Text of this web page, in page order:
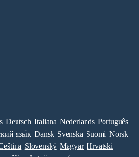
Deutsch Italiana Nederlands Português
язы́к Dansk Svenska Suomi Norsk
Slovenský Magyar Hrvatski